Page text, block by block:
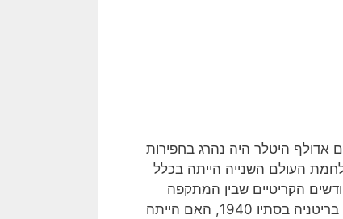
אדולף היטלר היה נהרג בחפירות
העולם השנייה הייתה בכלל
הקריטיים שבין המתקפה
הגרמנית הגדולה על המערב באפריל 1940, ועד שהוכרע הקרב על בריטניה בסתיו 1940, האם הייתה